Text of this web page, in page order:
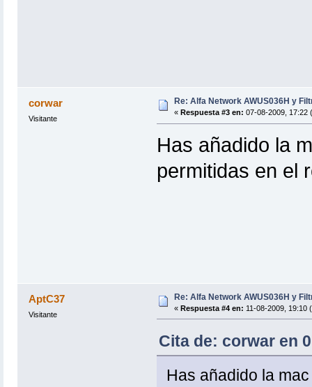
corwar
Visitante
Re: Alfa Network AWUS036H y
« Respuesta #3 en: 07-08-2009, 17:22
Has añadido la
permitidas en el
AptC37
Visitante
Re: Alfa Network AWUS036H y
« Respuesta #4 en: 11-08-2009, 19:10
Cita de: corwar en
Has añadido la